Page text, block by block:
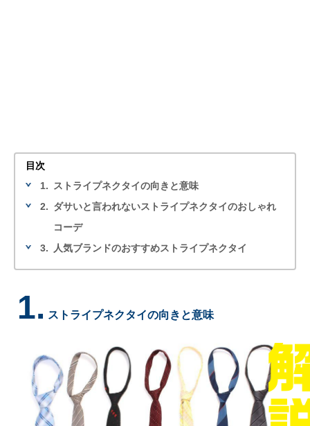
目次
1.
ストライプネクタイの向きと意味
2. ダサいと言われないストライプネクタイのおしゃれ
コーデ
3.
人気ブランドのおすすめストライプネクタイ
1. ストライプネクタイの向きと意味